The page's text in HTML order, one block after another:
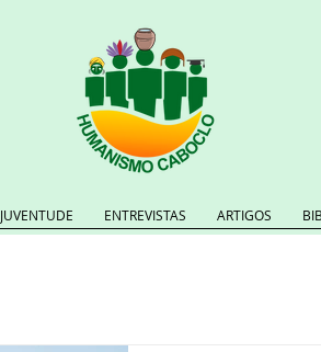
JUVENTUDE ENTREVISTAS ARTIGOS